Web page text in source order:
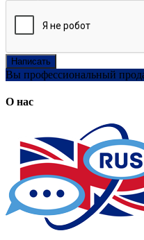
Написать
Вы профессиональный
О нас